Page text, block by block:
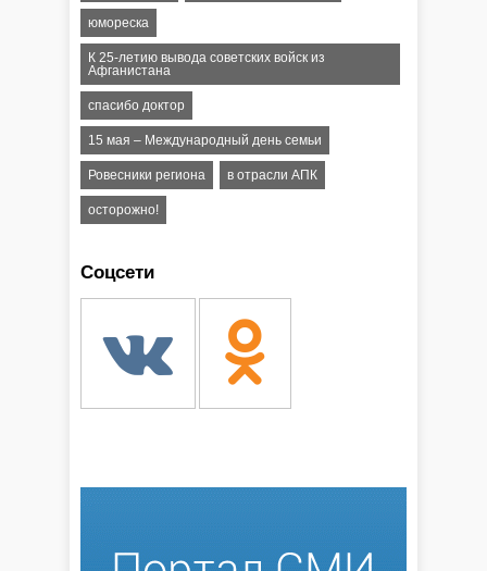
юмореска
К 25-летию вывода советских войск из
Афганистана
спасибо доктор
15 мая – Международный день семьи
Ровесники региона в отрасли АПК
осторожно!
Соцсети